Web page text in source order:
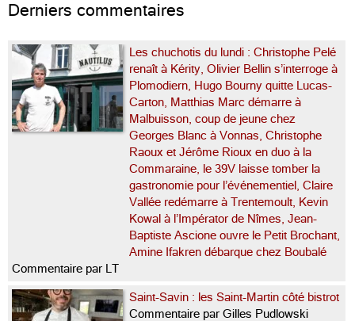
Derniers commentaires
Les chuchotis du lundi : Christophe Pelé
renaît à Kérity, Olivier Bellin s’interroge à
Plomodiern, Hugo Bourny quitte Lucas-
Carton, Matthias Marc démarre à
Malbuisson, coup de jeune chez
Georges Blanc à Vonnas, Christophe
Raoux et Jérôme Rioux en duo à la
Commaraine, le 39V laisse tomber la
gastronomie pour l’événementiel, Claire
Vallée redémarre à Trentemoult, Kevin
Kowal à l’Impérator de Nîmes, Jean-
Baptiste Ascione ouvre le Petit Brochant,
Amine Ifakren débarque chez Boubalé
Commentaire par LT
Saint-Savin : les Saint-Martin côté bistrot
Commentaire par Gilles Pudlowski